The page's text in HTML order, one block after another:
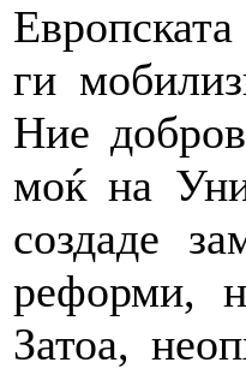
ги
Ние
моќ на
создаде
реформи,
Затоа,